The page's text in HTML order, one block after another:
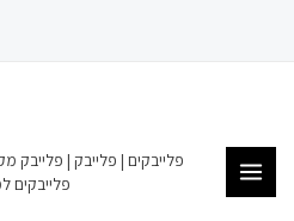
פלייבקים | פלייבק | פלייבק
פלייבקים